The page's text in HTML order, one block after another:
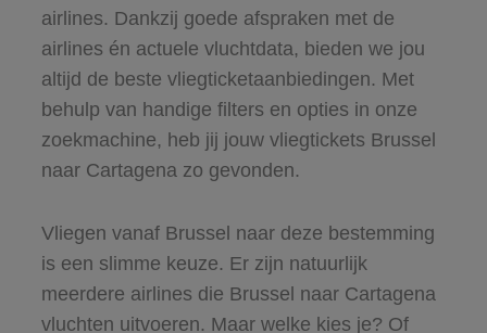
airlines. Dankzij goede afspraken met de
airlines én actuele vluchtdata, bieden we jou
altijd de beste vliegticketaanbiedingen. Met
behulp van handige filters en opties in onze
zoekmachine, heb jij jouw vliegtickets Brussel
naar Cartagena zo gevonden.
Vliegen vanaf Brussel naar deze bestemming
is een slimme keuze. Er zijn natuurlijk
meerdere airlines die Brussel naar Cartagena
vluchten uitvoeren. Maar welke kies je? Of